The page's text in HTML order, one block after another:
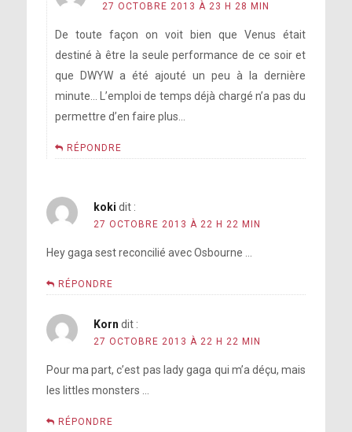
27 OCTOBRE 2013 À 23 H 28 MIN
De toute façon on voit bien que Venus était
destiné à être la seule performance de ce soir et
que DWYW a été ajouté un peu à la dernière
minute… L’emploi de temps déjà chargé n’a pas du
permettre d’en faire plus…
RÉPONDRE
koki dit :
27 OCTOBRE 2013 À 22 H 22 MIN
Hey gaga sest reconcilié avec Osbourne …
RÉPONDRE
Korn dit :
27 OCTOBRE 2013 À 22 H 22 MIN
Pour ma part, c’est pas lady gaga qui m’a déçu, mais
les littles monsters …
RÉPONDRE